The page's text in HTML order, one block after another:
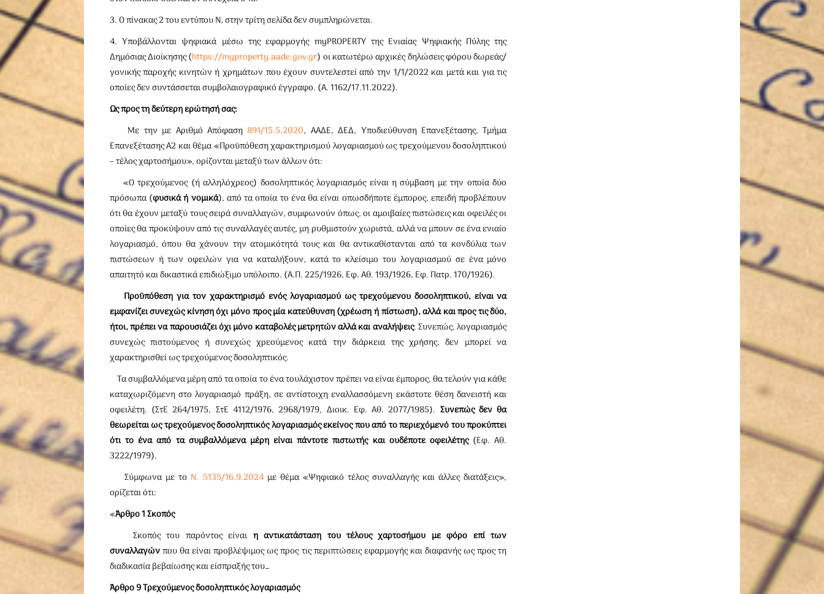
3. Ο πίνακας 2 του εντύπου Ν, στην τρίτη σελίδα δεν συμπληρώνεται.
4. Υποβάλλονται ψηφιακά μέσω της εφαρμογής myPROPERTY της Ενιαίας Ψηφιακής Πύλης της
Δημόσιας Διοίκησης (https://myproperty.aade.gov.gr) οι κατωτέρω αρχικές δηλώσεις φόρου δωρεάς/
γονικής παροχής κινητών ή χρημάτων που έχουν συντελεστεί από την 1/1/2022 και μετά και για τις
οποίες δεν συντάσσεται συμβολαιογραφικό έγγραφο. (Α. 1162/17.11.2022).
Ως προς τη δεύτερη ερώτησή σας:
Με την με Αριθμό Απόφαση891/15.5.2020, ΑΑΔΕ, ΔΕΔ, Υποδιεύθυνση Επανεξέτασης, Τμήμα
Επανεξέτασης Α2 και θέμα «Προϋπόθεση χαρακτηρισμού λογαριασμού ως τρεχούμενου δοσοληπτικού
– τέλος χαρτοσήμου», ορίζονται μεταξύ των άλλων ότι:
«Ο τρεχούμενος (ή αλληλόχρεος) δοσοληπτικός λογαριασμός είναι η σύμβαση με την οποία δύο
πρόσωπα (φυσικά ή νομικά), από τα οποία το ένα θα είναι οπωσδήποτε έμπορος, επειδή προβλέπουν
ότι θα έχουν μεταξύ τους σειρά συναλλαγών, συμφωνούν όπως, οι αμοιβαίες πιστώσεις και οφειλές οι
οποίες θα προκύψουν από τις συναλλαγές αυτές, μη ρυθμιστούν χωριστά, αλλά να μπουν σε ένα ενιαίο
λογαριασμό, όπου θα χάνουν την ατομικότητά τους και θα αντικαθίστανται από τα κονδύλια των
πιστώσεων ή των οφειλών για να καταλήξουν, κατά το κλείσιμο του λογαριασμού σε ένα μόνο
απαιτητό και δικαστικά επιδιώξιμο υπόλοιπο. (Α.Π. 225/1926, Εφ. Αθ. 193/1926, Εφ. Πατρ. 170/1926).
Προϋπόθεση για τον χαρακτηρισμό ενός λογαριασμού ως τρεχούμενου δοσοληπτικού, είναι να
εμφανίζει συνεχώς κίνηση όχι μόνο προς μία κατεύθυνση (χρέωση ή πίστωση), αλλά και προς τις δύο,
ήτοι, πρέπει να παρουσιάζει όχι μόνο καταβολές μετρητών αλλά και αναλήψεις. Συνεπώς, λογαριασμός
συνεχώς πιστούμενος ή συνεχώς χρεούμενος κατά την διάρκεια της χρήσης, δεν μπορεί να
χαρακτηρισθεί ως τρεχούμενος δοσοληπτικός.
Τα συμβαλλόμενα μέρη από τα οποία το ένα τουλάχιστον πρέπει να είναι έμπορος, θα τελούν για κάθε
καταχωριζόμενη στο λογαριασμό πράξη, σε αντίστοιχη εναλλασσόμενη εκάστοτε θέση δανειστή και
οφειλέτη. (ΣτΕ 264/1975, ΣτΕ 4112/1976, 2968/1979, Διοικ. Εφ. Αθ. 2077/1985). Συνεπώς δεν θα
θεωρείται ως τρεχούμενος δοσοληπτικός λογαριασμός εκείνος που από το περιεχόμενό του προκύπτει
ότι το ένα από τα συμβαλλόμενα μέρη είναι πάντοτε πιστωτής και ουδέποτε οφειλέτης(Εφ. Αθ.
3222/1979).
Σύμφωνα με το Ν. 5135/16.9.2024με θέμα «Ψηφιακό τέλος συναλλαγής και άλλες διατάξεις»,
ορίζεται ότι:
«Άρθρο 1 Σκοπός
Σκοπός του παρόντος είναι η αντικατάσταση του τέλους χαρτοσήμου με φόρο επί των
συναλλαγώνπου θα είναι προβλέψιμος ως προς τις περιπτώσεις εφαρμογής και διαφανής ως προς τη
διαδικασία βεβαίωσης και είσπραξής του…
Άρθρο 9 Τρεχούμενος δοσοληπτικός λογαριασμός